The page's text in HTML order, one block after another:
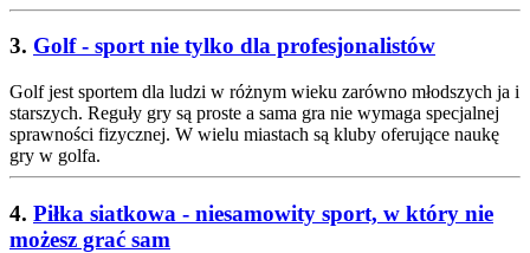
3. Golf - sport nie tylko dla profesjonalistów
Golf jest sportem dla ludzi w różnym wieku zarówno młodszych ja i
starszych. Reguły gry są proste a sama gra nie wymaga specjalnej
sprawności fizycznej. W wielu miastach są kluby oferujące naukę
gry w golfa.
4. Piłka siatkowa - niesamowity sport, w który nie
możesz grać sam